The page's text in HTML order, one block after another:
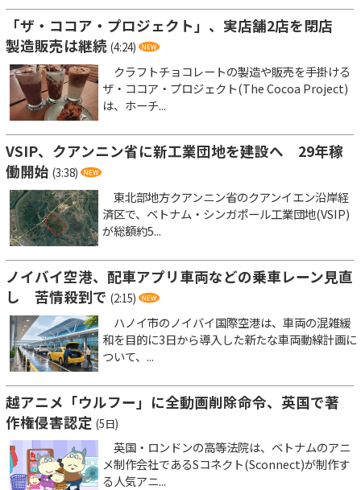
「ザ・ココア・プロジェクト」、実店舗2店を閉店
製造販売は継続 (4:24)
クラフトチョコレートの製造や販売を手掛ける
ザ・ココア・プロジェクト(The Cocoa Project)
は、ホーチ...
VSIP、クアンニン省に新工業団地を建設へ 29年稼
働開始 (3:38)
東北部地方クアンニン省のクアンイエン沿岸経
済区で、ベトナム・シンガポール工業団地(VSIP)
が総額約5...
ノイバイ空港、配車アプリ車両などの乗車レーン見直
し 苦情殺到で (2:15)
ハノイ市のノイバイ国際空港は、車両の混雑緩
和を目的に3日から導入した新たな車両動線計画に
ついて、...
越アニメ「ウルフー」に全動画削除命令、英国で著
作権侵害認定 (5日)
英国・ロンドンの高等法院は、ベトナムのアニ
メ制作会社であるSコネクト(Sconnect)が制作す
る人気アニ...